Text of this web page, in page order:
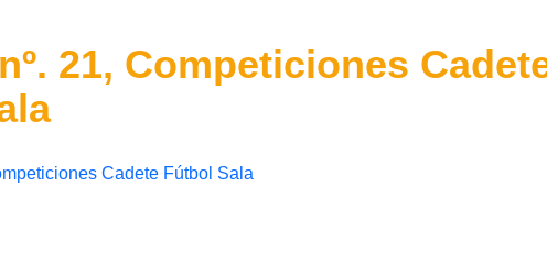
21, Competiciones
Cadete Fútbol Sala